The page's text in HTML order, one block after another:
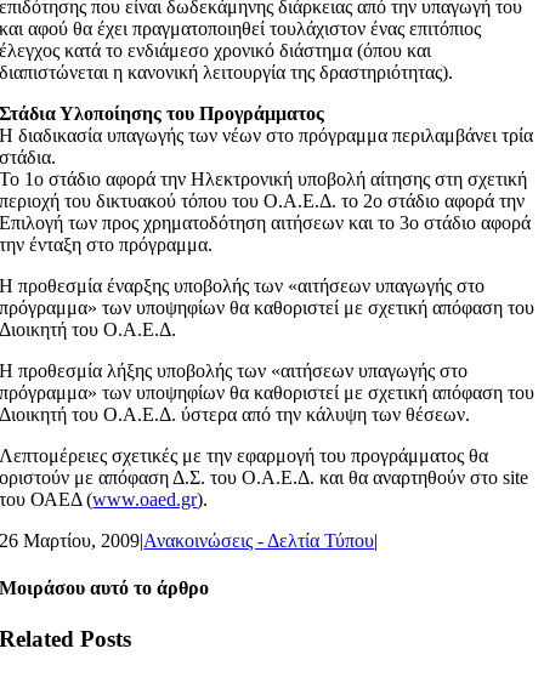
επιδότησης που είναι δωδεκάμηνης διάρκειας από την υπαγωγή του
και αφού θα έχει πραγματοποιηθεί τουλάχιστον ένας επιτόπιος
έλεγχος κατά το ενδιάμεσο χρονικό διάστημα (όπου και
διαπιστώνεται η κανονική λειτουργία της δραστηριότητας).
Στάδια Υλοποίησης του Προγράμματος
Η διαδικασία υπαγωγής των νέων στο πρόγραμμα περιλαμβάνει τρία
στάδια.
Το 1ο στάδιο αφορά την Ηλεκτρονική υποβολή αίτησης στη σχετική
περιοχή του δικτυακού τόπου του Ο.Α.Ε.Δ. το 2ο στάδιο αφορά την
Επιλογή των προς χρηματοδότηση αιτήσεων και το 3ο στάδιο αφορά
την ένταξη στο πρόγραμμα.
Η προθεσμία έναρξης υποβολής των «αιτήσεων υπαγωγής στο
πρόγραμμα» των υποψηφίων θα καθοριστεί με σχετική απόφαση του
Διοικητή του Ο.Α.Ε.Δ.
Η προθεσμία λήξης υποβολής των «αιτήσεων υπαγωγής στο
πρόγραμμα» των υποψηφίων θα καθοριστεί με σχετική απόφαση του
Διοικητή του Ο.Α.Ε.Δ. ύστερα από την κάλυψη των θέσεων.
Λεπτομέρειες σχετικές με την εφαρμογή του προγράμματος θα
οριστούν με απόφαση Δ.Σ. του Ο.Α.Ε.Δ. και θα αναρτηθούν στο site
του ΟΑΕΔ (www.oaed.gr).
26 Μαρτίου, 2009|Ανακοινώσεις - Δελτία Τύπου|
Μοιράσου αυτό το άρθρο
Related Posts